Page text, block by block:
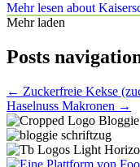
Mehr lesen about
Mehr laden
Posts
← Zuckerfreie Kekse
Haselnuss Makronen →